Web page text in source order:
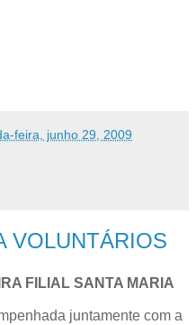
feira, junho 29, 2009
VOLUNTÁRIOS
FILIAL SANTA MARIA
juntamente com a